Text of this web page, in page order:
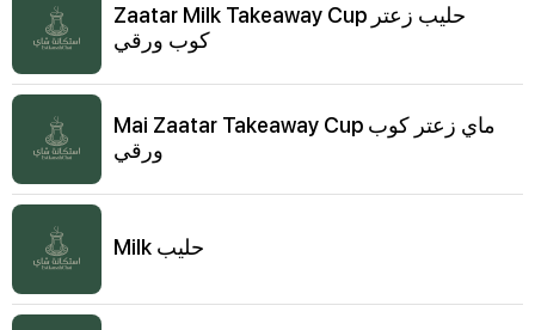
Zaatar Milk Takeaway Cup حليب زعتر
كوب ورقي
Mai Zaatar Takeaway Cup ماي زعتر كوب
ورقي
Milk حليب